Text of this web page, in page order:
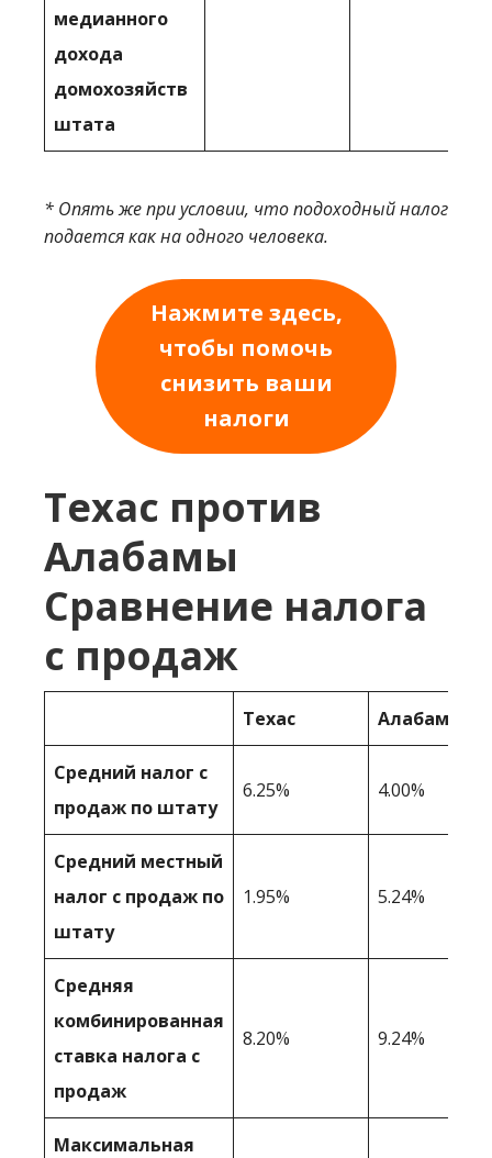
медианного
дохода
домохозяйств
штата
* Опять же при условии, что подоходный налог
подается как на одного человека.
Нажмите здесь,
чтобы помочь
снизить ваши
налоги
Техас против
Алабамы
Сравнение налога
с продаж
Техас Алабама
Средний налог с
продаж по штату
6.25% 4.00%
Средний местный
налог с продаж по
штату
1.95% 5.24%
Средняя
комбинированная
ставка налога с
продаж
8.20% 9.24%
Максимальная